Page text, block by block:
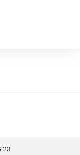
23